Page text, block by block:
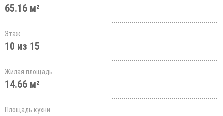
65.16 м²
Этаж
10 из 15
Жилая площадь
14.66 м²
Площадь кухни